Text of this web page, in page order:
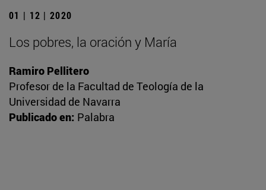
01 | 12 | 2020
Los pobres, la oración y María
Ramiro Pellitero
Profesor de la Facultad de Teología de la
Universidad de Navarra
Publicado en: Palabra